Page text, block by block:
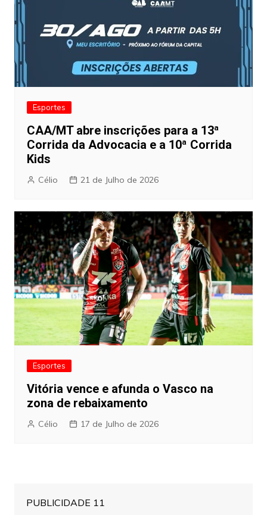
Esportes
CAA/MT abre inscrições para a 13ª
Corrida da Advocacia e a 10ª Corrida
Kids
Célio 21 de Julho de 2026
Esportes
Vitória vence e afunda o Vasco na
zona de rebaixamento
Célio 17 de Julho de 2026
PUBLICIDADE 11